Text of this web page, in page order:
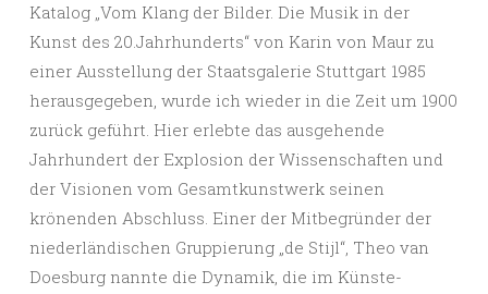
Katalog „Vom Klang der Bilder. Die Musik in der
Kunst des 20.Jahrhunderts“ von Karin von Maur zu
einer Ausstellung der Staatsgalerie Stuttgart 1985
herausgegeben, wurde ich wieder in die Zeit um 1900
zurück geführt. Hier erlebte das ausgehende
Jahrhundert der Explosion der Wissenschaften und
der Visionen vom Gesamtkunstwerk seinen
krönenden Abschluss. Einer der Mitbegründer der
niederländischen Gruppierung „de Stijl“, Theo van
Doesburg nannte die Dynamik, die im Künste-